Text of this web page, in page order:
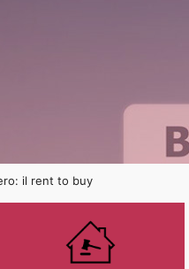
il rent to buy